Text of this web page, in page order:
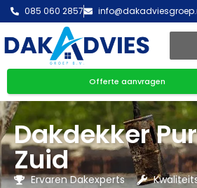
085 060 2857
Offerte aanvragen
Dakdekker
Zuid
Ervaren Dakexperts